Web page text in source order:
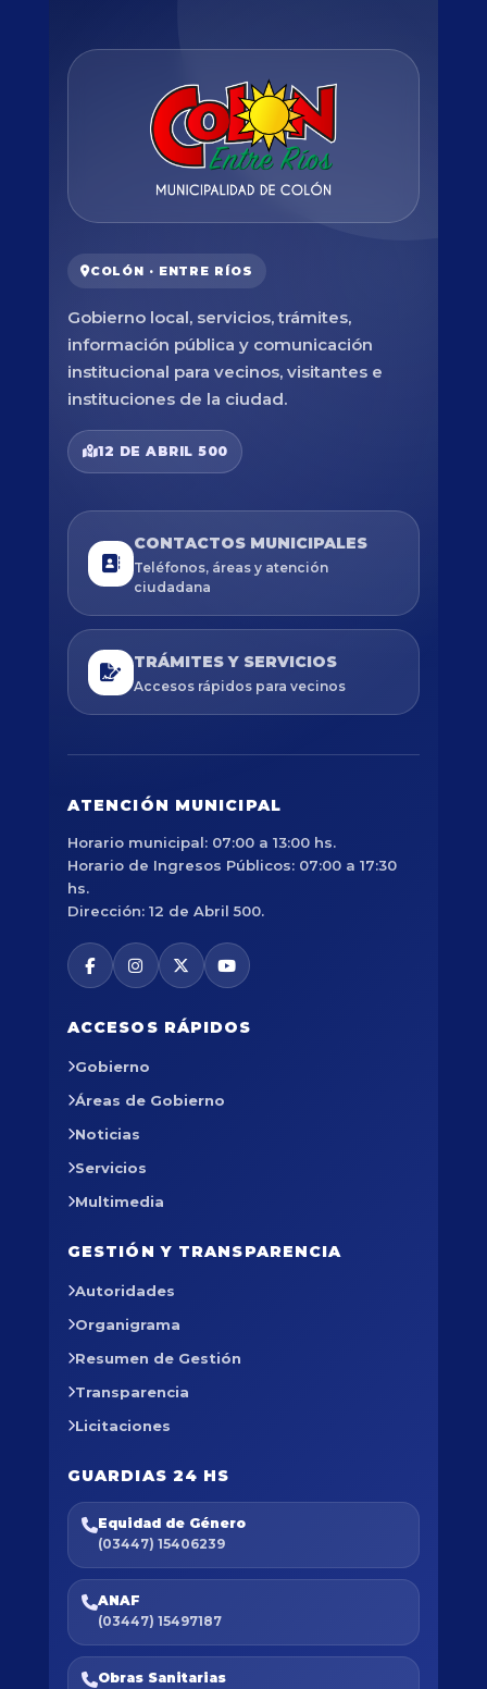
COLÓN · ENTRE RÍOS
Gobierno local, servicios, trámites,
información pública y comunicación
institucional para vecinos, visitantes e
instituciones de la ciudad.
12 DE ABRIL 500
CONTACTOS MUNICIPALES
Teléfonos, áreas y atención
ciudadana
TRÁMITES Y SERVICIOS
Accesos rápidos para vecinos
ATENCIÓN MUNICIPAL
Horario municipal: 07:00 a 13:00 hs.
Horario de Ingresos Públicos: 07:00 a 17:30
hs.
Dirección: 12 de Abril 500.
ACCESOS RÁPIDOS
Gobierno
Áreas de Gobierno
Noticias
Servicios
Multimedia
GESTIÓN Y TRANSPARENCIA
Autoridades
Organigrama
Resumen de Gestión
Transparencia
Licitaciones
GUARDIAS 24 HS
Equidad de Género
(03447) 15406239
ANAF
(03447) 15497187
Obras Sanitarias